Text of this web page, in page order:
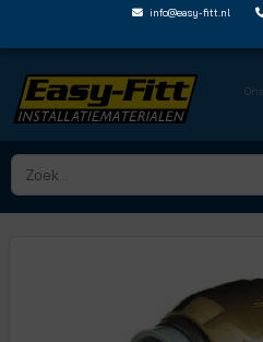
info@easy-fitt.nl
HOME › SHARKBITE MESSING STEEKFITTINGEN ›